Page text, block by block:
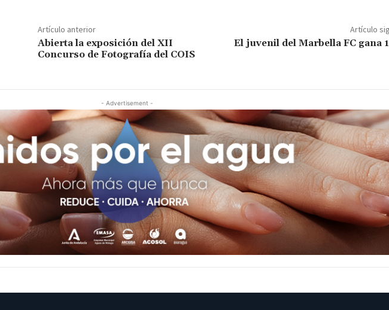
Artículo anterior
Abierta la exposición del XII
Concurso de Fotografía del COIS
Artículo
El juvenil del Marbella FC gana
- Advertisement -